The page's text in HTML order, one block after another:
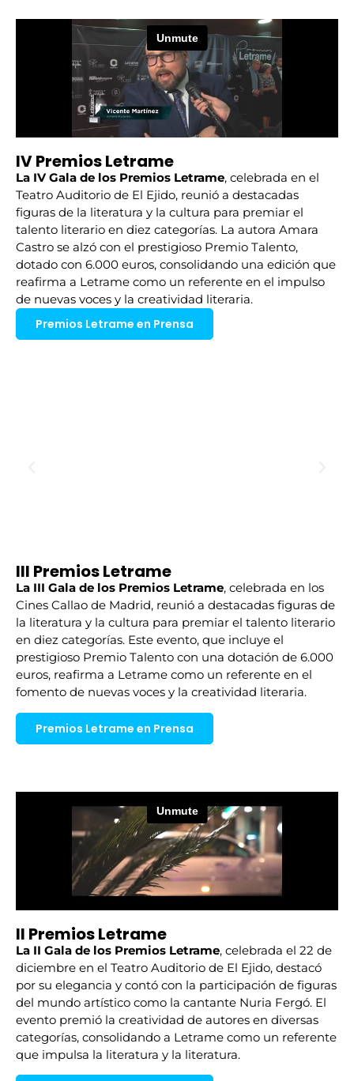
IV Premios Letrame
La IV Gala de los Premios Letrame, celebrada en el
Teatro Auditorio de El Ejido, reunió a destacadas
figuras de la literatura y la cultura para premiar el
talento literario en diez categorías. La autora Amara
Castro se alzó con el prestigioso Premio Talento,
dotado con 6.000 euros, consolidando una edición que
reafirma a Letrame como un referente en el impulso
de nuevas voces y la creatividad literaria.
Premios Letrame en Prensa
III Premios Letrame
La III Gala de los Premios Letrame, celebrada en los
Cines Callao de Madrid, reunió a destacadas figuras de
la literatura y la cultura para premiar el talento literario
en diez categorías. Este evento, que incluye el
prestigioso Premio Talento con una dotación de 6.000
euros, reafirma a Letrame como un referente en el
fomento de nuevas voces y la creatividad literaria.
Premios Letrame en Prensa
II Premios Letrame
La II Gala de los Premios Letrame, celebrada el 22 de
diciembre en el Teatro Auditorio de El Ejido, destacó
por su elegancia y contó con la participación de figuras
del mundo artístico como la cantante Nuria Fergó. El
evento premió la creatividad de autores en diversas
categorías, consolidando a Letrame como un referente
que impulsa la literatura y la literatura.